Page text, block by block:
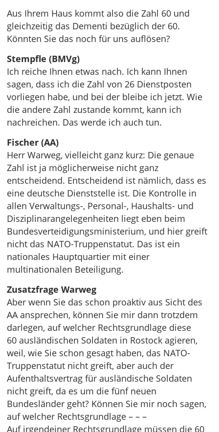
Aus Ihrem Haus kommt also die Zahl 60 und
gleichzeitig das Dementi bezüglich der 60.
Könnten Sie das noch für uns auflösen?
Stempfle (BMVg)
Ich reiche Ihnen etwas nach. Ich kann Ihnen
sagen, dass ich die Zahl von 26 Dienstposten
vorliegen habe, und bei der bleibe ich jetzt. Wie
die andere Zahl zustande kommt, kann ich
nachreichen. Das werde ich auch tun.
Fischer (AA)
Herr Warweg, vielleicht ganz kurz: Die genaue
Zahl ist ja möglicherweise nicht ganz
entscheidend. Entscheidend ist nämlich, dass es
eine deutsche Dienststelle ist. Die Kontrolle in
allen Verwaltungs-, Personal-, Haushalts- und
Disziplinarangelegenheiten liegt eben beim
Bundesverteidigungsministerium, und hier greift
nicht das NATO-Truppenstatut. Das ist ein
nationales Hauptquartier mit einer
multinationalen Beteiligung.
Zusatzfrage Warweg
Aber wenn Sie das schon proaktiv aus Sicht des
AA ansprechen, können Sie mir dann trotzdem
darlegen, auf welcher Rechtsgrundlage diese
60 ausländischen Soldaten in Rostock agieren,
weil, wie Sie schon gesagt haben, das NATO-
Truppenstatut nicht greift, aber auch der
Aufenthaltsvertrag für ausländische Soldaten
nicht greift, da es um die fünf neuen
Bundesländer geht? Können Sie mir noch sagen,
auf welcher Rechtsgrundlage – – –
Auf irgendeiner Rechtsgrundlage müssen die 60